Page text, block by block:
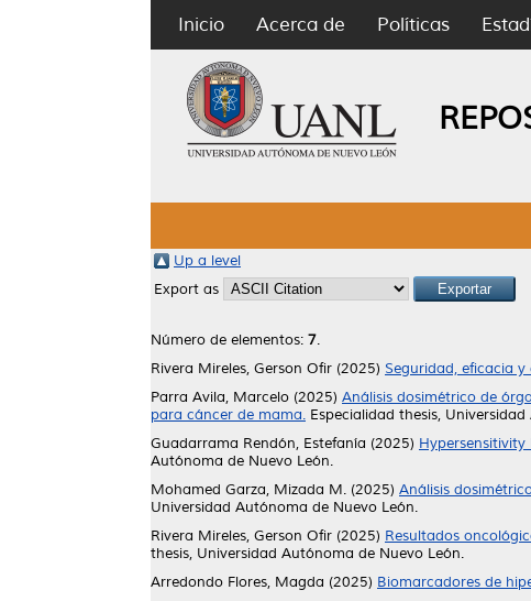
Inicio Acerca de Políticas
Up a level
Export as
Número de elementos: 7.
Rivera Mireles, Gerson Ofir (2025) Seguridad, eficacia
Parra Avila, Marcelo (2025) Análisis dosimétrico de
para cáncer de mama. Especialidad thesis,
Guadarrama Rendón, Estefanía (2025)
Autónoma de Nuevo León.
Mohamed Garza, Mizada M. (2025) Análisis
Universidad Autónoma de Nuevo León.
Rivera Mireles, Gerson Ofir (2025) Resultados
thesis, Universidad Autónoma de Nuevo León.
Arredondo Flores, Magda (2025) Biomarcadores de